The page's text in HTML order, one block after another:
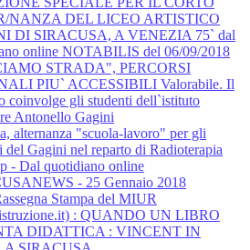
NANZA DEL LICEO ARTISTICO
DI SIRACUSA, A VENEZIA 75` dal
online NOTABILIS del 06/09/2018
STRADA", PERCORSI
PIU` ACCESSIBILI Valorabile. Il
coinvolge gli studenti dell`istituto
Antonello Gagini
alternanza "scuola-lavoro" per gli
del Gagini nel reparto di Radioterapia
- Dal quotidiano online
- 25 Gennaio 2018
Stampa del MIUR
: QUANDO UN LIBRO
DIDATTICA : VINCENT IN